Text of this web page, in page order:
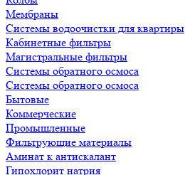
Мембраны
Системы водоочистки для квартиры
Кабинетные фильтры
Магистральные фильтры
Системы обратного осмоса
Системы обратного осмоса
Бытовые
Коммерческие
Промышленные
Фильтрующие материалы
Аминат к антискалант
Гипохлорит натрия